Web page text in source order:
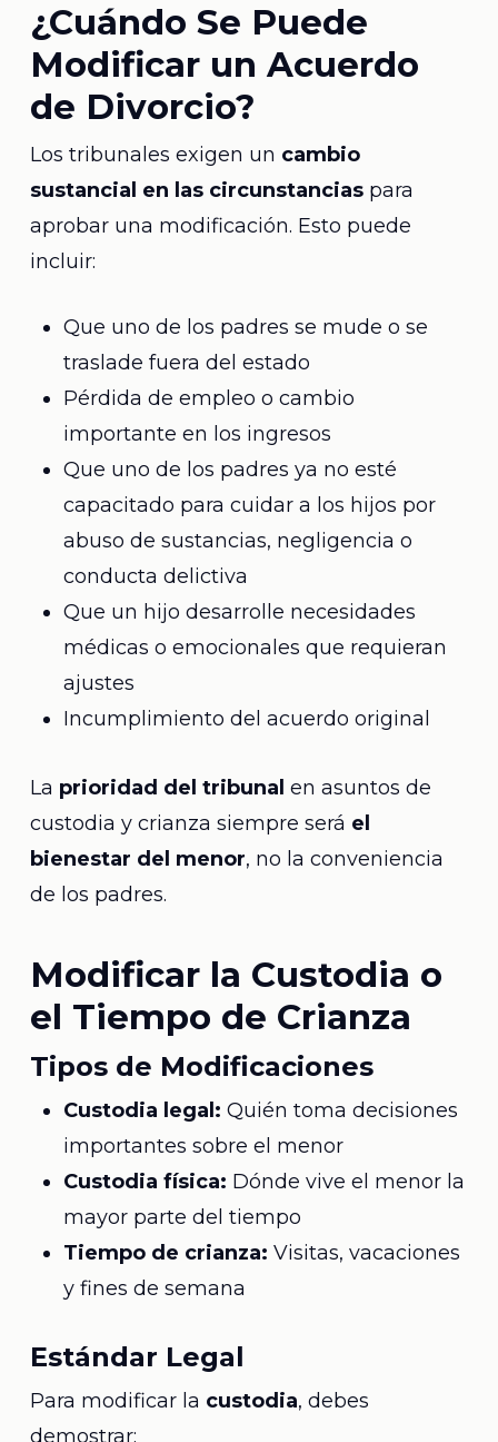
¿Cuándo Se Puede
Modificar un Acuerdo
de Divorcio?
Los tribunales exigen un cambio
sustancial en las circunstanciaspara
aprobar una modificación. Esto puede
incluir:
Que uno de los padres se mude o se
traslade fuera del estado
Pérdida de empleo o cambio
importante en los ingresos
Que uno de los padres ya no esté
capacitado para cuidar a los hijos por
abuso de sustancias, negligencia o
conducta delictiva
Que un hijo desarrolle necesidades
médicas o emocionales que requieran
ajustes
Incumplimiento del acuerdo original
La prioridad del tribunal en asuntos de
custodia y crianza siempre será el
bienestar del menor, no la conveniencia
de los padres.
Modificar la Custodia o
el Tiempo de Crianza
Tipos de Modificaciones
Custodia legal: Quién toma decisiones
importantes sobre el menor
Custodia física: Dónde vive el menor la
mayor parte del tiempo
Tiempo de crianza: Visitas, vacaciones
y fines de semana
Estándar Legal
Para modificar la custodia, debes
demostrar: